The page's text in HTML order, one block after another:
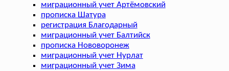
миграционный учет Артёмовский
прописка Шатура
регистрация Благодарный
миграционный учет Балтийск
прописка Нововоронеж
миграционный учет Нурлат
миграционный учет Зима